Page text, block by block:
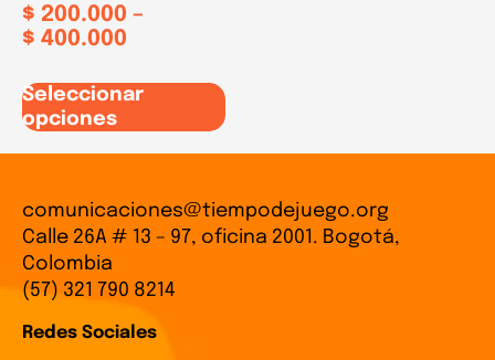
$ 200.000 –
$ 400.000
Seleccionar
opciones
comunicaciones@tiempodejuego.org
Calle 26A # 13 – 97, oficina 2001. Bogotá,
Colombia
(57) 321 790 8214
Redes Sociales